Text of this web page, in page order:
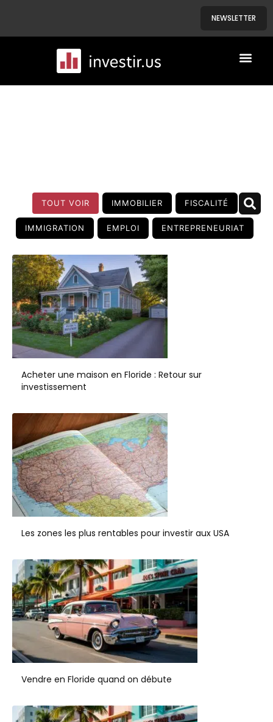
NEWSLETTER
TOUT VOIR IMMOBILIER FISCALITÉ
IMMIGRATION EMPLOI ENTREPRENEURIAT
Acheter une maison en Floride : Retour sur
investissement
Les zones les plus rentables pour investir aux USA
Vendre en Floride quand on débute